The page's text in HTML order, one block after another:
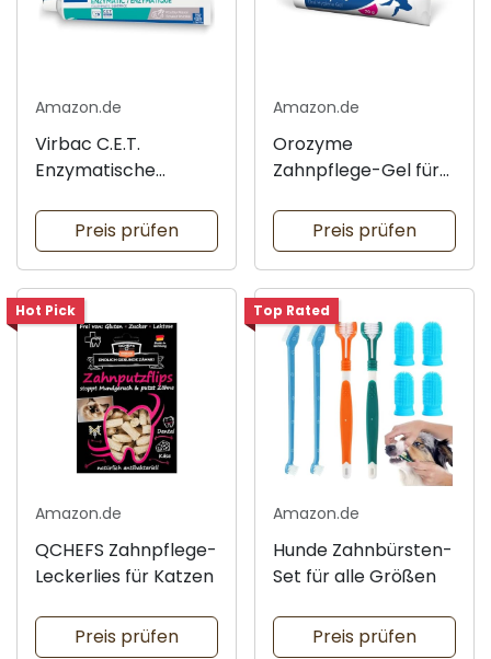
Amazon.de
Virbac C.E.T.
Enzymatische
Preis prüfen
Amazon.de
Orozyme
Zahnpflege-Gel für
Preis prüfen
Hot Pick
Amazon.de
QCHEFS Zahnpflege-
Leckerlies für Katzen
Preis prüfen
Top Rated
Amazon.de
Hunde Zahnbürsten-
Set für alle Größen
Preis prüfen